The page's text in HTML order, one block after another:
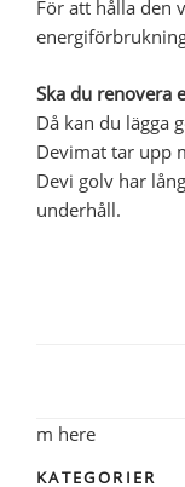
För att hålla den
Ska du renovera
Då kan du lägga
Devimat tar upp
Devi golv har
underhåll.
m here
KATEGORIER